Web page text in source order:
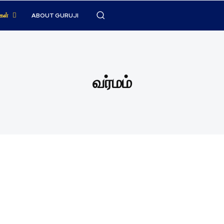
ABOUT GURUJI
வர்மம்